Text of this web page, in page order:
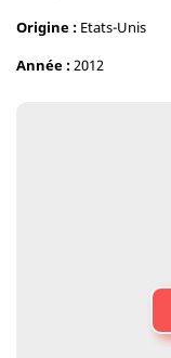
Origine : Etats-Unis
Année :2012